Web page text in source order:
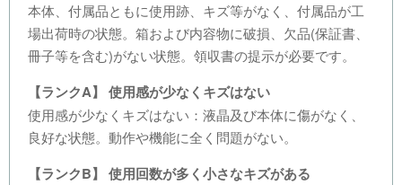
本体、付属品ともに使用跡、キズ等がなく、付属品が工
場出荷時の状態。箱および内容物に破損、欠品(保証書、
冊子等を含む)がない状態。領収書の提示が必要です。
【ランクA】 使用感が少なくキズはない
使用感が少なくキズはない：液晶及び本体に傷がなく、
良好な状態。動作や機能に全く問題がない。
【ランクB】 使用回数が多く小さなキズがある